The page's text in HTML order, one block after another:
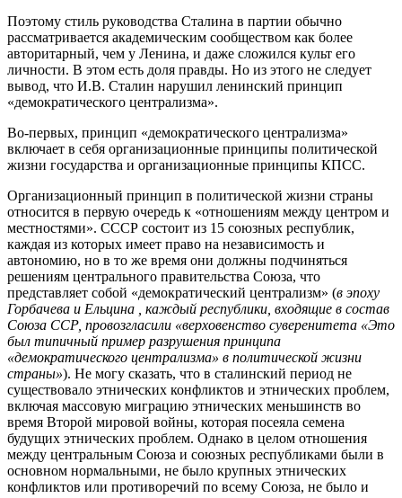
Поэтому стиль руководства Сталина в партии обычно
рассматривается академическим сообществом как более
авторитарный, чем у Ленина, и даже сложился культ его
личности. В этом есть доля правды. Но из этого не следует
вывод, что И.В. Сталин нарушил ленинский принцип
«демократического централизма».
Во-первых, принцип «демократического централизма»
включает в себя организационные принципы политической
жизни государства и организационные принципы КПСС.
Организационный принцип в политической жизни страны
относится в первую очередь к «отношениям между центром и
местностями». СССР состоит из 15 союзных республик,
каждая из которых имеет право на независимость и
автономию, но в то же время они должны подчиняться
решениям центрального правительства Союза, что
представляет собой «демократический централизм» (в эпоху
Горбачева и Ельцина , каждый республики, входящие в состав
Союза ССР, провозгласили «верховенство суверенитета «Это
был типичный пример разрушения принципа
«демократического централизма» в политической жизни
страны»). Не могу сказать, что в сталинский период не
существовало этнических конфликтов и этнических проблем,
включая массовую миграцию этнических меньшинств во
время Второй мировой войны, которая посеяла семена
будущих этнических проблем. Однако в целом отношения
между центральным Союза и союзных республиками были в
основном нормальными, не было крупных этнических
конфликтов или противоречий по всему Союза, не было и